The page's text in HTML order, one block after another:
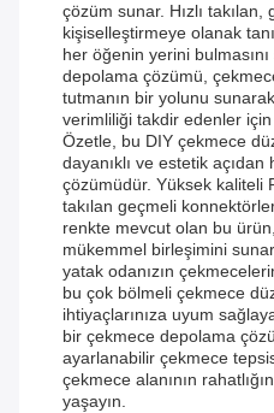
çözüm sunar. Hızlı
kişiselleştirmeye olanak
her öğenin yerini
depolama çözümü,
tutmanın bir yolunu
verimliliği takdir edenler
Özetle, bu DIY çekmece
dayanıklı ve estetik
çözümüdür. Yüksek kaliteli
takılan geçmeli
renkte mevcut olan bu
mükemmel birleşimini
yatak odanızın
bu çok bölmeli çekmece
ihtiyaçlarınıza uyum
bir çekmece depolama
ayarlanabilir çekmece
çekmece alanının
yaşayın.